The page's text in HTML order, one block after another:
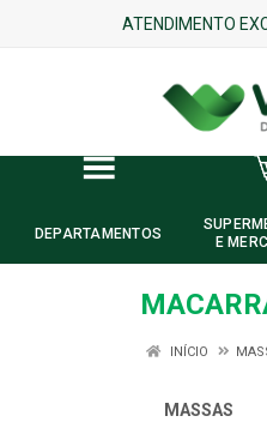
ATENDIMENTO
DEPARTAMENTOS
E
INÍCIO
MASSAS